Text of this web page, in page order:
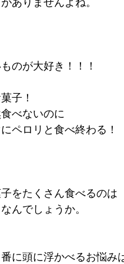
のが大好き！！！
子！
べないのに
ペロリと食べ終わる！
をたくさん食べるのは
んでしょうか。
に頭に浮かべるお悩み